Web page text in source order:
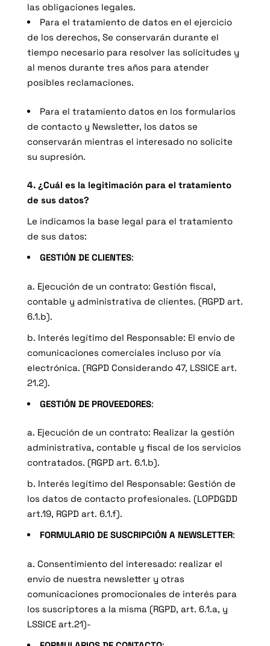
las obligaciones legales.
Para el tratamiento de datos en el ejercicio
de los derechos, Se conservarán durante el
tiempo necesario para resolver las solicitudes y
al menos durante tres años para atender
posibles reclamaciones.
Para el tratamiento datos en los formularios
de contacto y Newsletter, los datos se
conservarán mientras el interesado no solicite
su supresión.
4. ¿Cuál es la legitimación para el tratamiento
de sus datos?
Le indicamos la base legal para el tratamiento
de sus datos:
GESTIÓN DE CLIENTES:
a. Ejecución de un contrato: Gestión fiscal,
contable y administrativa de clientes. (RGPD art.
6.1.b).
b. Interés legítimo del Responsable: El envío de
comunicaciones comerciales incluso por vía
electrónica. (RGPD Considerando 47, LSSICE art.
21.2).
GESTIÓN DE PROVEEDORES:
a. Ejecución de un contrato: Realizar la gestión
administrativa, contable y fiscal de los servicios
contratados. (RGPD art. 6.1.b).
b. Interés legítimo del Responsable: Gestión de
los datos de contacto profesionales. (LOPDGDD
art.19, RGPD art. 6.1.f).
FORMULARIO DE SUSCRIPCIÓN A NEWSLETTER:
a. Consentimiento del interesado: realizar el
envío de nuestra newsletter y otras
comunicaciones promocionales de interés para
los suscriptores a la misma (RGPD, art. 6.1.a, y
LSSICE art.21)-